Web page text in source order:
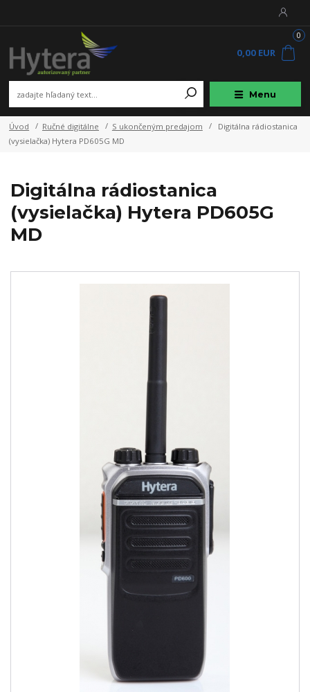
Menu
0
0,00 EUR
Úvod Ručné digitálne S ukončeným predajom
Digitálna rádiostanica
(vysielačka) Hytera PD605G MD
Digitálna rádiostanica
(vysielačka) Hytera PD605G
MD